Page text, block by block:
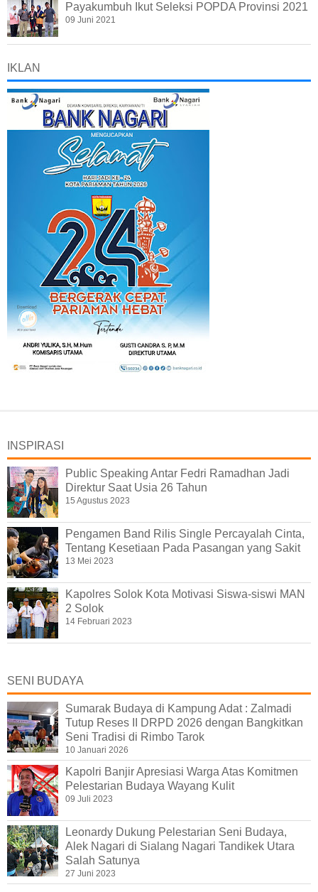
Payakumbuh Ikut Seleksi POPDA Provinsi 2021
09 Juni 2021
IKLAN
INSPIRASI
Public Speaking Antar Fedri Ramadhan Jadi
Direktur Saat Usia 26 Tahun
15 Agustus 2023
Pengamen Band Rilis Single Percayalah Cinta,
Tentang Kesetiaan Pada Pasangan yang Sakit
13 Mei 2023
Kapolres Solok Kota Motivasi Siswa-siswi MAN
2 Solok
14 Februari 2023
SENI BUDAYA
Sumarak Budaya di Kampung Adat : Zalmadi
Tutup Reses II DRPD 2026 dengan Bangkitkan
Seni Tradisi di Rimbo Tarok
10 Januari 2026
Kapolri Banjir Apresiasi Warga Atas Komitmen
Pelestarian Budaya Wayang Kulit
09 Juli 2023
Leonardy Dukung Pelestarian Seni Budaya,
Alek Nagari di Sialang Nagari Tandikek Utara
Salah Satunya
27 Juni 2023